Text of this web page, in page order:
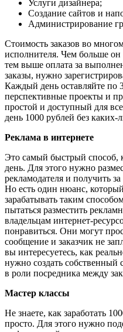
Услуги дизайнера;
Создание сайтов и
Администрирование
Стоимость заказов во
исполнителя. Чем больше
тем выше оплата за
заказы, нужно
Каждый день оставляйте по
перспективные проекты и
простой и доступный для
день 1000 рублей без
Реклама в интернете
Это самый быстрый способ,
день. Для этого нужно
рекламодателя и получить
Но есть один нюанс,
зарабатывать таким
пытаться разместить
владельцам интернет-
понравиться. Они могут
сообщение и заказчик не
вы интересуетесь, как
нужно создать собственный
в роли посредника между
Мастер классы
Не знаете, как заработать
просто. Для этого нужно